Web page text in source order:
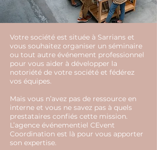
Votre société est située à Sarrians et
vous souhaitez organiser un séminaire
ou tout autre événement professionnel
pour vous aider à développer la
notoriété de votre société et fédérez
vos équipes.
Mais vous n’avez pas de ressource en
interne et vous ne savez pas à quels
prestataires confiés cette mission.
L’agence événementiel CEvent
Coordination est là pour vous apporter
son expertise.